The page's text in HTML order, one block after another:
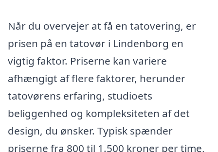
Når du overvejer at få en tatovering, er
prisen på en tatovør i Lindenborg en
vigtig faktor. Priserne kan variere
afhængigt af flere faktorer, herunder
tatovørens erfaring, studioets
beliggenhed og kompleksiteten af det
design, du ønsker. Typisk spænder
priserne fra 800 til 1.500 kroner per time,